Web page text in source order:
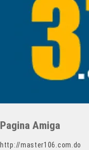
Pagina Amiga
http://master106.com.do